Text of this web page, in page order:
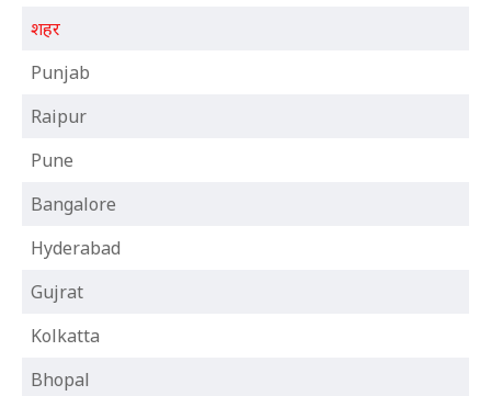
शहर
Punjab
Raipur
Pune
Bangalore
Hyderabad
Gujrat
Kolkatta
Bhopal